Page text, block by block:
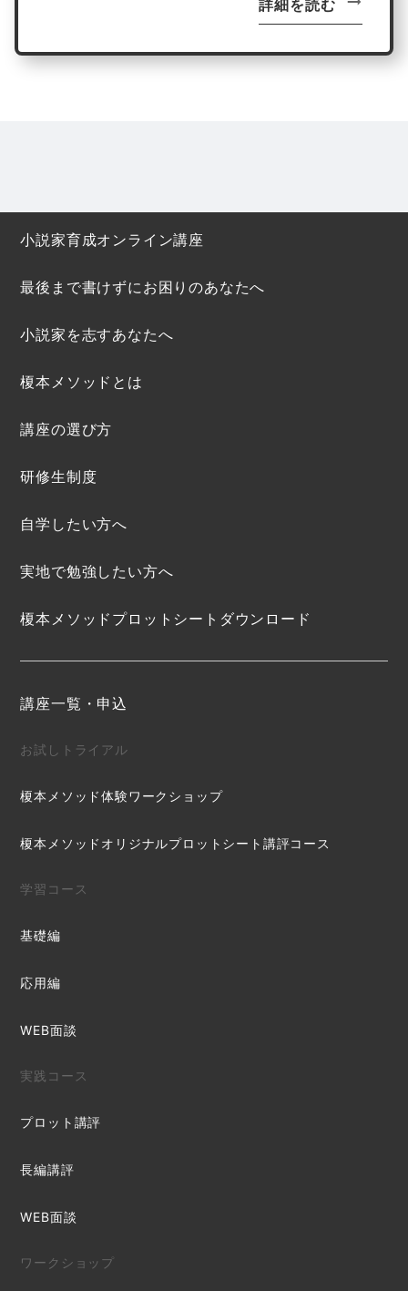
詳細を読む
小説家育成オンライン講座
最後まで書けずにお困りのあなたへ
小説家を志すあなたへ
榎本メソッドとは
講座の選び方
研修生制度
自学したい方へ
実地で勉強したい方へ
榎本メソッドプロットシートダウンロード
講座一覧・申込
お試しトライアル
榎本メソッド体験ワークショップ
榎本メソッドオリジナルプロットシート講評コース
学習コース
基礎編
応用編
WEB面談
実践コース
プロット講評
長編講評
WEB面談
ワークショップ